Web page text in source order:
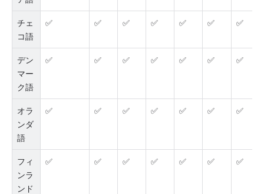
チェ
コ語
✅ ✅ ✅ ✅ ✅ ✅ ✅
デン
マー
ク語
✅ ✅ ✅ ✅ ✅ ✅ ✅
オラ
ンダ
語
✅ ✅ ✅ ✅ ✅ ✅ ✅
フィ
ンラ
ンド
✅ ✅ ✅ ✅ ✅ ✅ ✅